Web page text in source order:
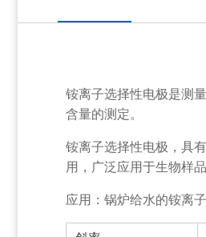
铵离子选择性电极是测
含量的测定。
铵离子选择性电极，具
用，广泛应用于生物样
应用：锅炉给水的铵离